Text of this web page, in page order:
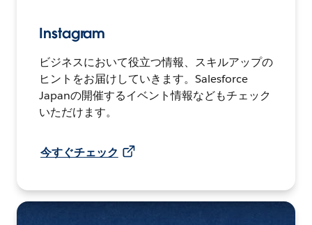
Instagram
ビジネスにおいて役立つ情報、スキルアップの
ヒントをお届けしていきます。Salesforce
Japanの開催するイベント情報などもチェック
いただけます。
今すぐチェック